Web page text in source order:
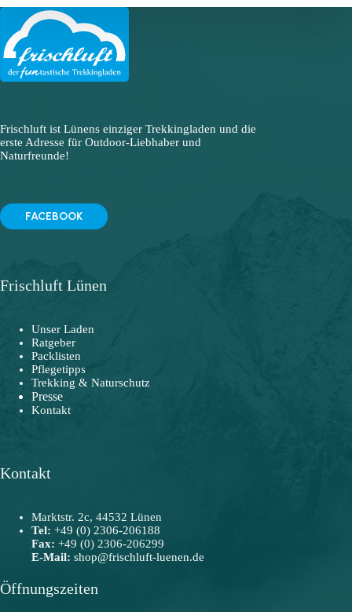
Frischluft ist Lünens einziger Trekkingladen und die
erste Adresse für Outdoor-Liebhaber und
Naturfreunde!
FACEBOOK
Frischluft Lünen
Unser Laden
Ratgeber
Packlisten
Pflegetipps
Trekking & Naturschutz
Presse
Kontakt
Kontakt
Marktstr. 2c, 44532 Lünen
Tel: +49 (0) 2306-206188
Fax: +49 (0) 2306-206299
E-Mail: shop@frischluft-luenen.de
Öffnungszeiten